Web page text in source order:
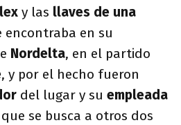
y las llaves de una
encontraba en su
Nordelta, en el partido
, y por el hecho fueron
del lugar y su empleada
se busca a otros dos